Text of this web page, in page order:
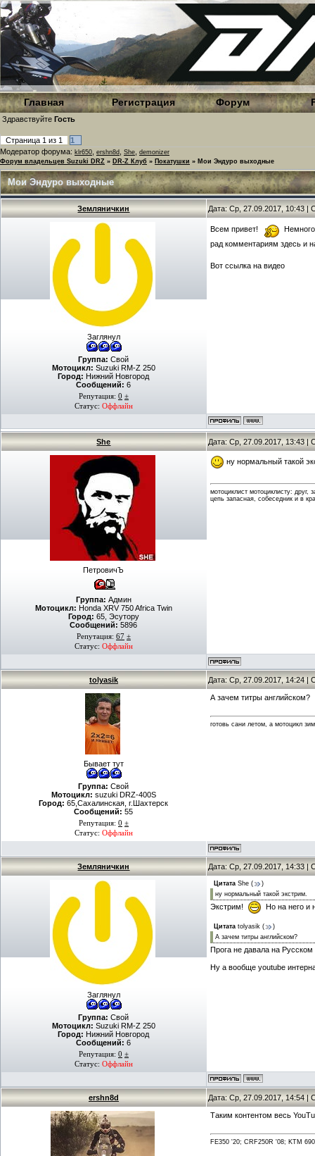
Главная Регистрация Форум
Здравствуйте Гость
Страница 1 из 1
1
Модератор форума: klr650 ershn8d She demonizer
Форум владельцев Suzuki DRZ » DR-Z Клуб » Покатушки » Мои Эндуро выходные
Мои Эндуро выходные
Земляничкин Дата: Ср, 27.09.2017, 10:43 |
Заглянул
Группа: Свой
Мотоцикл: Suzuki RM-Z 250
Город: Нижний Новгород
Сообщений: 6
Репутация: 0 ±
Статус: Оффлайн
Всем привет!
рад комментариям здесь и
Вот ссылка на видео
She Дата: Ср, 27.09.2017, 13:43 |
ПетровичЪ
Группа: Админ
Мотоцикл: Honda XRV 750 Africa Twin
Город: 65, Эсутору
Сообщений: 5896
Репутация: 67 ±
Статус: Оффлайн
ну нормальный такой
мотоциклист мотоциклисту: друг,
цепь запасная, собеседник и в
tolyasik Дата: Ср, 27.09.2017, 14:24 |
Бывает тут
Группа: Свой
Мотоцикл: suzuki DRZ-400S
Город: 65,Сахалинская, г.Шахтерск
Сообщений: 55
Репутация: 0 ±
Статус: Оффлайн
А зачем титры английском?
готовь сани летом, а мотоцикл
Земляничкин Дата: Ср, 27.09.2017, 14:33 |
Заглянул
Группа: Свой
Мотоцикл: Suzuki RM-Z 250
Город: Нижний Новгород
Сообщений: 6
Репутация: 0 ±
Статус: Оффлайн
Цитата She (
)
ну нормальный такой экстрим.
Экстрим! Но на него и
Цитата tolyasik (
)
А зачем титры английском?
Прога не давала на
Ну а вообще youtube
ershn8d Дата: Ср, 27.09.2017, 14:54 |
Таким контентом весь
FE350 '20; CRF250R '08; KTM